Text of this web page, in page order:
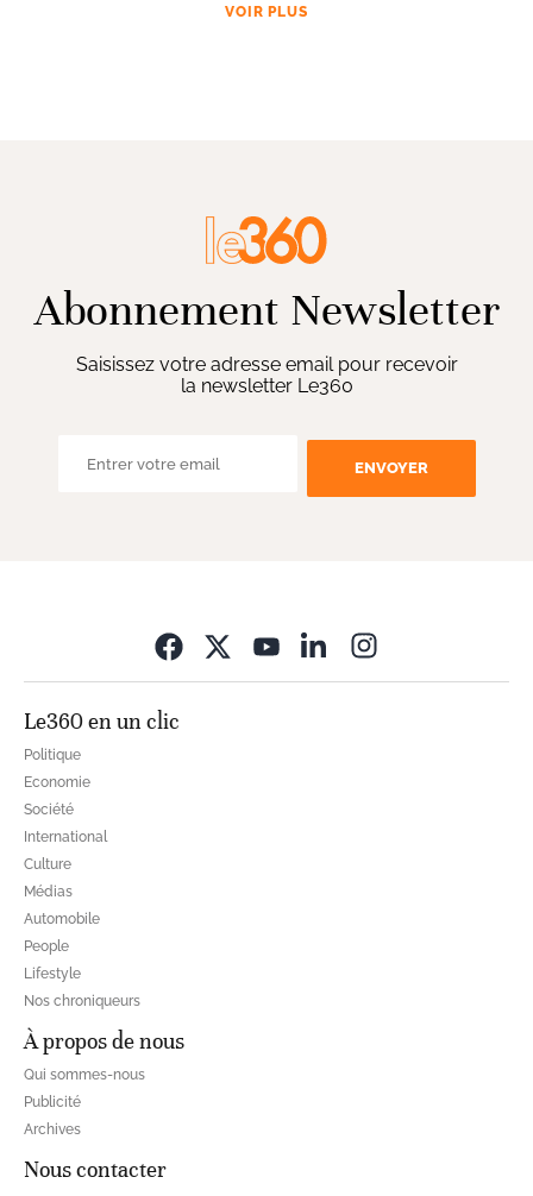
VOIR PLUS
Abonnement Newsletter
Saisissez votre adresse email pour recevoir
la newsletter Le360
ENVOYER
Le360 en un clic
Politique
Economie
Société
International
Culture
Médias
Automobile
People
Lifestyle
Nos chroniqueurs
À propos de nous
Qui sommes-nous
Publicité
Archives
Nous contacter